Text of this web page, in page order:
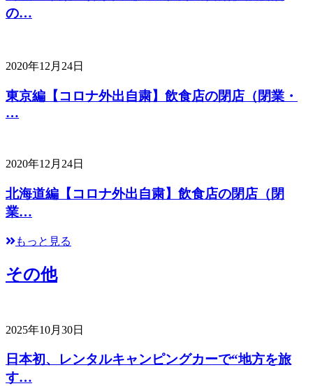
の…
2020年12月24日
東京編【コロナ外出自粛】飲食店の閉店（閉業・
…
2020年12月24日
北海道編【コロナ外出自粛】飲食店の閉店（閉
業…
もっと見る
その他
2025年10月30日
日本初、レンタルキャンピングカーで“地方を旅
す…